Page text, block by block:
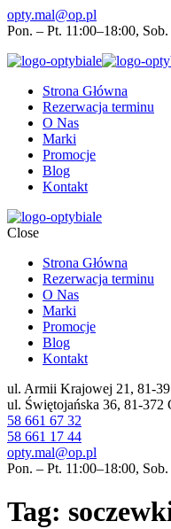
opty.mal@op.pl
Pon. – Pt. 11:00–18:00,
Strona Główna
Rezerwacja terminu
O Nas
Marki
Promocje
Blog
Kontakt
Close
Strona Główna
Rezerwacja terminu
O Nas
Marki
Promocje
Blog
Kontakt
ul. Armii Krajowej 21, 81-
ul. Świętojańska 36, 81-372
58 661 67 32
58 661 17 44
opty.mal@op.pl
Pon. – Pt. 11:00–18:00,
Tag: